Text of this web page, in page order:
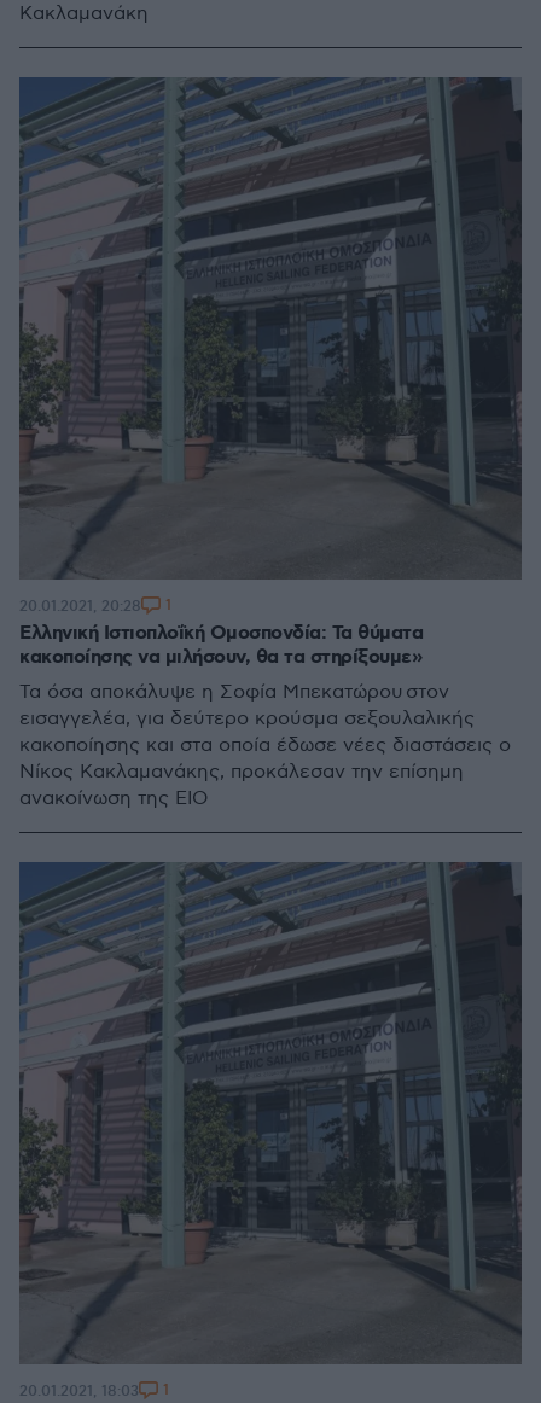
Κακλαμανάκη
Ελληνική Ιστιοπλοΐκή Ομοσπονδία: Τα θύματα
κακοποίησης να μιλήσουν, θα τα στηρίξουμε»
Τα όσα αποκάλυψε η Σοφία Μπεκατώρου στον
εισαγγελέα, για δεύτερο κρούσμα σεξουλαλικής
κακοποίησης και στα οποία έδωσε νέες διαστάσεις ο
Νίκος Κακλαμανάκης, προκάλεσαν την επίσημη
ανακοίνωση της ΕΙΟ
20.01.2021, 20:28 1
20.01.2021, 18:03 1